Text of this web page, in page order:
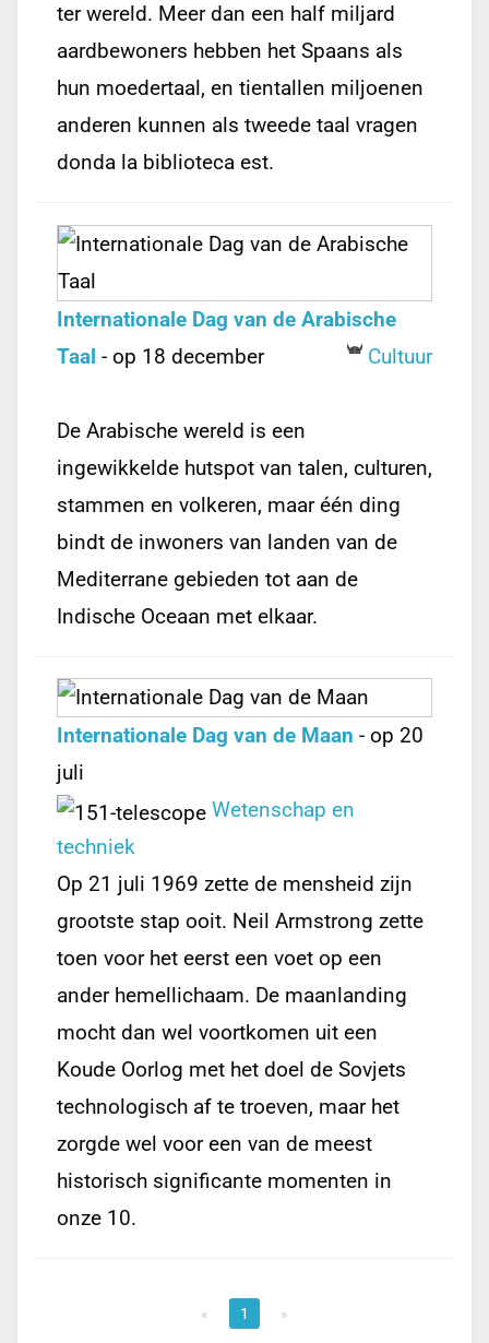
ter wereld. Meer dan een half miljard
aardbewoners hebben het Spaans als
hun moedertaal, en tientallen miljoenen
anderen kunnen als tweede taal vragen
donda la biblioteca est.
Internationale Dag van de Arabische
Taal - op 18 december Cultuur
De Arabische wereld is een
ingewikkelde hutspot van talen, culturen,
stammen en volkeren, maar één ding
bindt de inwoners van landen van de
Mediterrane gebieden tot aan de
Indische Oceaan met elkaar.
Internationale Dag van de Maan - op 20
juli
Wetenschap en
techniek
Op 21 juli 1969 zette de mensheid zijn
grootste stap ooit. Neil Armstrong zette
toen voor het eerst een voet op een
ander hemellichaam. De maanlanding
mocht dan wel voortkomen uit een
Koude Oorlog met het doel de Sovjets
technologisch af te troeven, maar het
zorgde wel voor een van de meest
historisch significante momenten in
onze 10.
1